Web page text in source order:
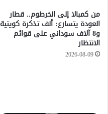
من كمبالا إلى الخرطوم.. قطار
العودة يتسارع: ألف تذكرة كويتية
و8 آلاف سوداني على قوائم
الانتظار
2026-08-09